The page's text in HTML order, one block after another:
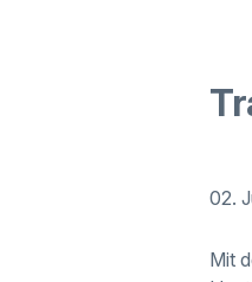
02.
Mit